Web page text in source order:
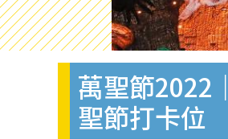
萬聖節2022
聖節打卡位